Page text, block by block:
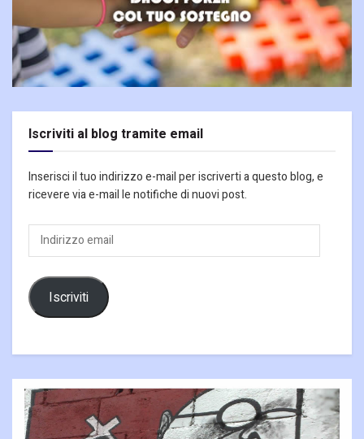
Iscriviti al blog tramite email
Inserisci il tuo indirizzo e-mail per iscriverti a questo blog, e
ricevere via e-mail le notifiche di nuovi post.
Indirizzo
email
Iscriviti